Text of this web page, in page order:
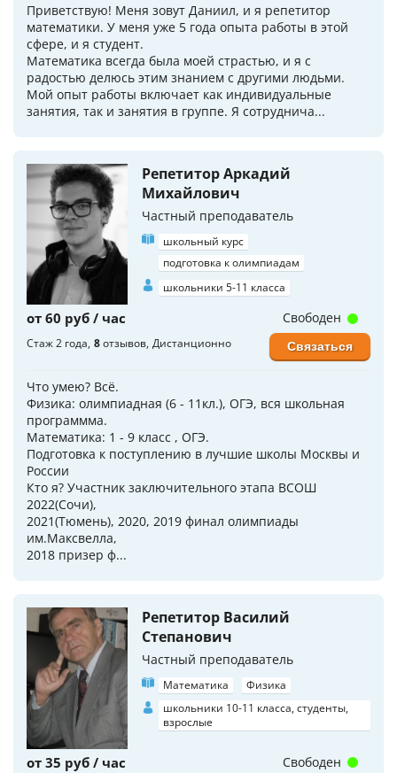
Приветствую! Меня зовут Даниил, и я репетитор
математики. У меня уже 5 года опыта работы в этой
сфере, и я студент.
Математика всегда была моей страстью, и я с
радостью делюсь этим знанием с другими людьми.
Мой опыт работы включает как индивидуальные
занятия, так и занятия в группе. Я сотруднича...
Репетитор Аркадий
Михайлович
Частный преподаватель
школьный курс
подготовка к олимпиадам
школьники 5-11 класса
от 60 руб / час
Стаж 2 года 8отзывов Дистанционно
Что умею? Всё.
Физика: олимпиадная (6 - 11кл.), ОГЭ, вся школьная
программма.
Математика: 1 - 9 класс , ОГЭ.
Подготовка к поступлению в лучшие школы Москвы и
России
Кто я? Участник заключительного этапа ВСОШ
2022(Сочи),
2021(Тюмень), 2020, 2019 финал олимпиады
им.Максвелла,
2018 призер ф...
Свободен
Связаться
Репетитор Василий
Степанович
Частный преподаватель
Математика
Физика
школьники 10-11 класса, студенты,
взрослые
от 35 руб / час Свободен